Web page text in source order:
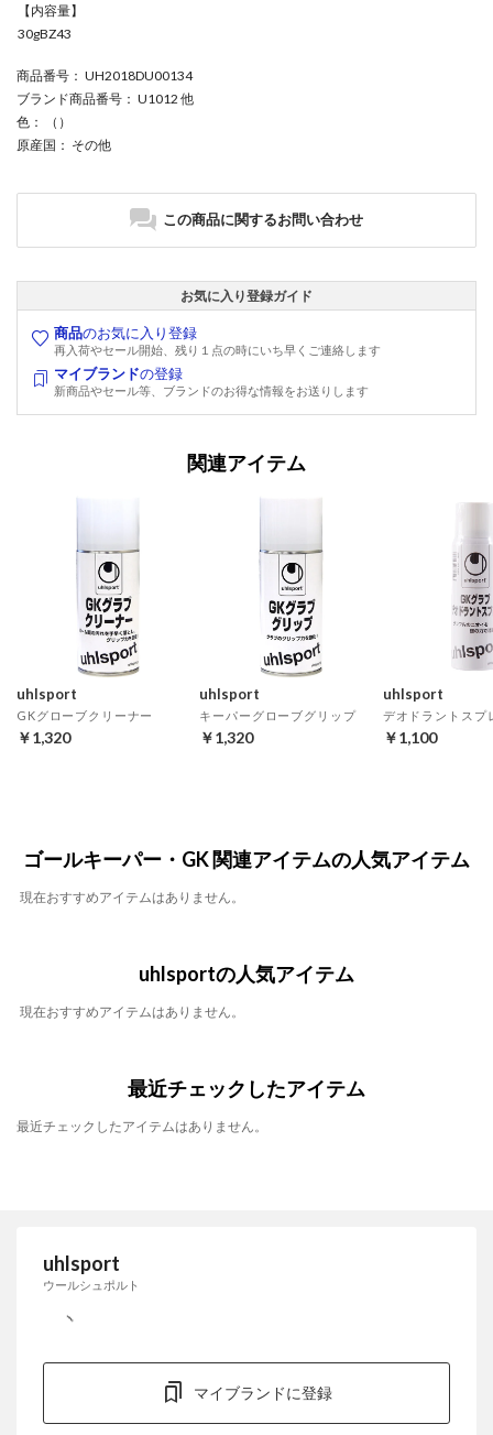
【内容量】
30gBZ43
商品番号 ： UH2018DU00134
ブランド商品番号 ： U1012 他
色 ： （）
原産国 ： その他
この商品に関するお問い合わせ
お気に入り登録ガイド
商品のお気に入り登録
再入荷やセール開始、残り１点の時にいち早くご連絡します
マイブランドの登録
新商品やセール等、ブランドのお得な情報をお送りします
関連アイテム
uhlsport
GKグローブクリーナー
￥1,320
uhlsport
キーパーグローブグリップ
￥1,320
uhlsport
デオドラントスプ
￥1,100
ゴールキーパー・GK 関連アイテムの人気アイテム
現在おすすめアイテムはありません。
uhlsportの人気アイテム
現在おすすめアイテムはありません。
最近チェックしたアイテム
最近チェックしたアイテムはありません。
uhlsport
ウールシュポルト
マイブランドに登録